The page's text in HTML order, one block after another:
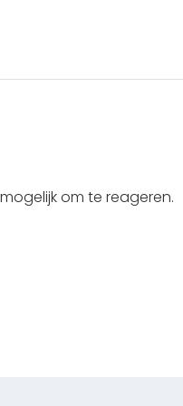
om te reageren.